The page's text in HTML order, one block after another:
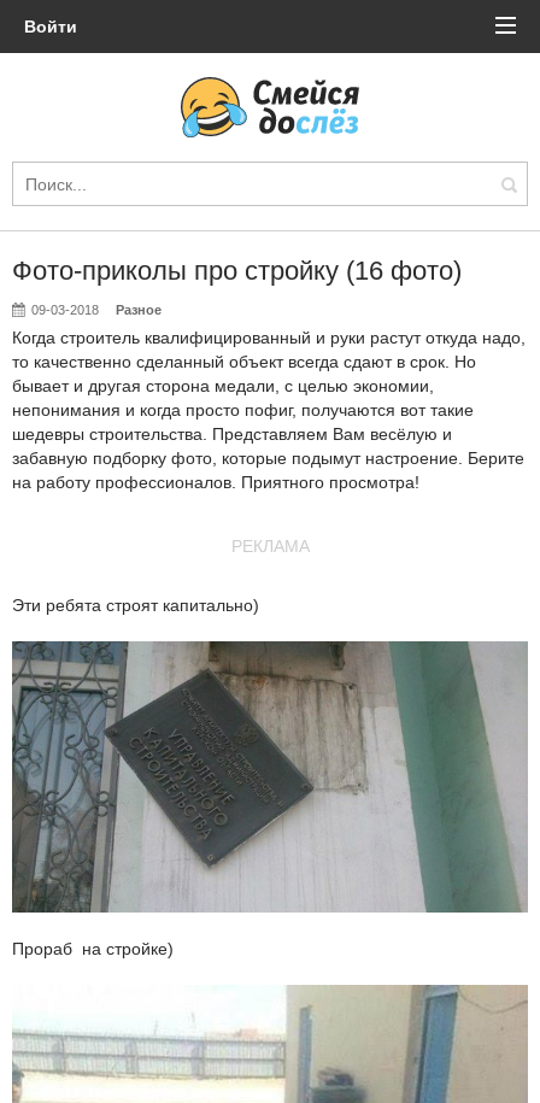
Войти
Фото-приколы про стройку (16 фото)
09-03-2018 Разное
Когда строитель квалифицированный и руки растут откуда надо,
то качественно сделанный объект всегда сдают в срок. Но
бывает и другая сторона медали, с целью экономии,
непонимания и когда просто пофиг, получаются вот такие
шедевры строительства. Представляем Вам весёлую и
забавную подборку фото, которые подымут настроение. Берите
на работу профессионалов. Приятного просмотра!
РЕКЛАМА
Эти ребята строят капитально)
Прораб на стройке)